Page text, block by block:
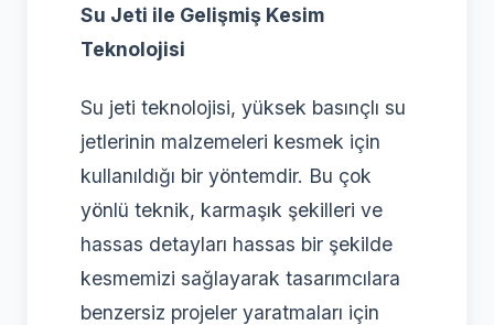
Su Jeti ile Gelişmiş Kesim
Teknolojisi
Su jeti teknolojisi, yüksek basınçlı su
jetlerinin malzemeleri kesmek için
kullanıldığı bir yöntemdir. Bu çok
yönlü teknik, karmaşık şekilleri ve
hassas detayları hassas bir şekilde
kesmemizi sağlayarak tasarımcılara
benzersiz projeler yaratmaları için